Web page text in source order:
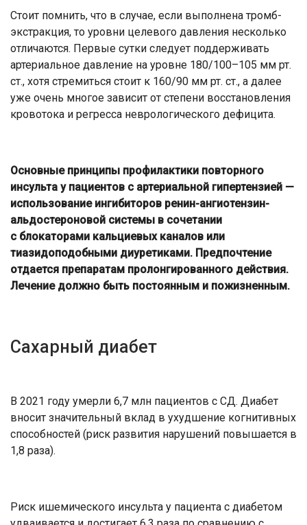
Стоит помнить, что в случае, если выполнена тромб-
экстракция, то уровни целевого давления несколько
отличаются. Первые сутки следует поддерживать
артериальное давление на уровне 180/100–105 мм рт.
ст., хотя стремиться стоит к 160/90 мм рт. ст., а далее
уже очень многое зависит от степени восстановления
кровотока и регресса неврологического дефицита.
Основные принципы профилактики повторного
инсульта у пациентов с артериальной гипертензией —
использование ингибиторов ренин-ангиотензин-
альдостероновой системы в сочетании
с блокаторами кальциевых каналов или
тиазидоподобными диуретиками. Предпочтение
отдается препаратам пролонгированного действия.
Лечение должно быть постоянным и пожизненным.
Сахарный диабет
В 2021 году умерли 6,7 млн пациентов с СД. Диабет
вносит значительный вклад в ухудшение когнитивных
способностей (риск развития нарушений повышается в
1,8 раза).
Риск ишемического инсульта у пациента с диабетом